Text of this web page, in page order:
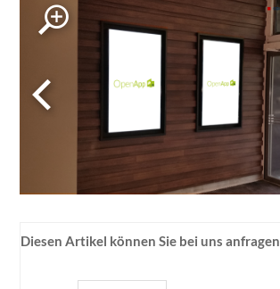
Diesen Artikel können Sie bei uns anfragen